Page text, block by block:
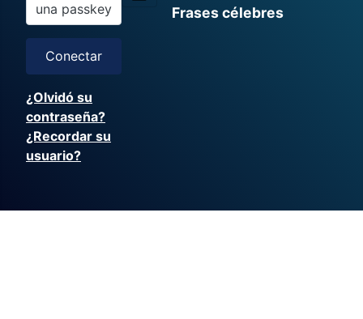
una passkey
Conectar
¿Olvidó su
contraseña?
¿Recordar su
usuario?
Frases célebres